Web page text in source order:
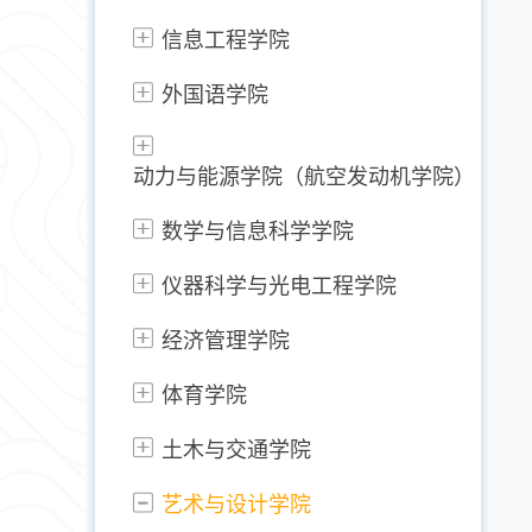
信息工程学院
外国语学院
动力与能源学院（航空发动机学院）
数学与信息科学学院
仪器科学与光电工程学院
经济管理学院
体育学院
土木与交通学院
艺术与设计学院